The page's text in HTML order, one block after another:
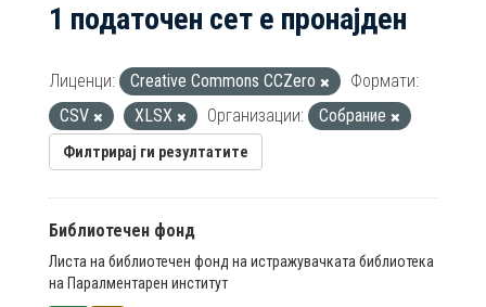
1 податочен сет е пронајден
Лиценци: Creative Commons CCZero
Формати:
CSV
XLSX Организации: Собрание
Филтрирај ги резултатите
Библиотечен фонд
Листа на библиотечен фонд на истражувачката библиотека
на Паралментарен институт